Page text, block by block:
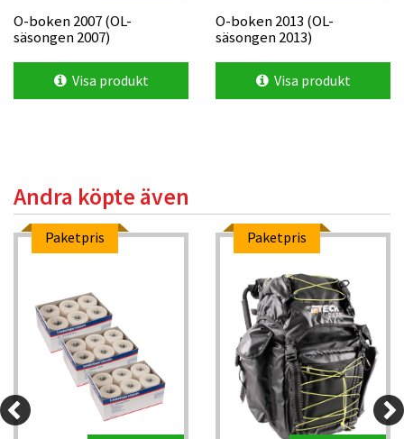
O-boken 2007 (OL-
säsongen 2007)
Visa produkt
O-boken 2013 (OL-
säsongen 2013)
Visa produkt
Andra köpte även
Paketpris Paketpris